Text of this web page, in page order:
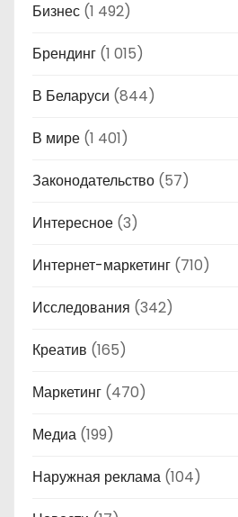
Бизнес (1 492)
Брендинг (1 015)
В Беларуси (844)
В мире (1 401)
Законодательство (57)
Интересное (3)
Интернет-маркетинг (710)
Исследования (342)
Креатив (165)
Маркетинг (470)
Медиа (199)
Наружная реклама (104)